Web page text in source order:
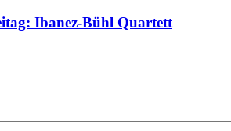
Ibanez-Bühl Quartett